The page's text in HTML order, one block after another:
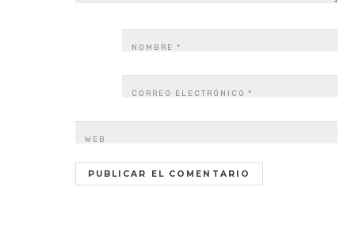
NOMBRE*
CORREO ELECTRÓNICO*
WEB